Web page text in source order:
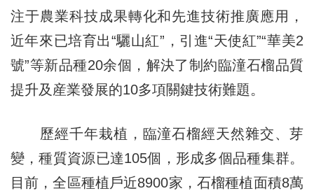
注于農業科技成果轉化和先進技術推廣應用，
近年來已培育出“驪山紅”，引進“天使紅”“華美2
號”等新品種20余個，解決了制約臨潼石榴品質
提升及産業發展的10多項關鍵技術難題。
歷經千年栽植，臨潼石榴經天然雜交、芽
變，種質資源已達105個，形成多個品種集群。
目前，全區種植戶近8900家，石榴種植面積8萬